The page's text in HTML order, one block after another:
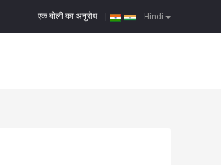
Hindi
एक बोली का अनुरोध